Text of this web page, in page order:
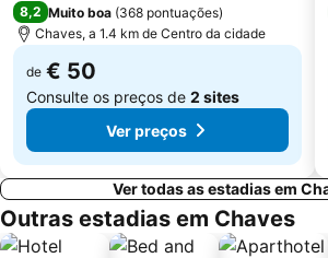
8,2 Muito boa (368 pontuações)
Chaves, a 1.4 km de Centro da cidade
de € 50
Consulte os preços de 2 sites
Ver preços
Ver todas as estadias em
Outras estadias em Chaves